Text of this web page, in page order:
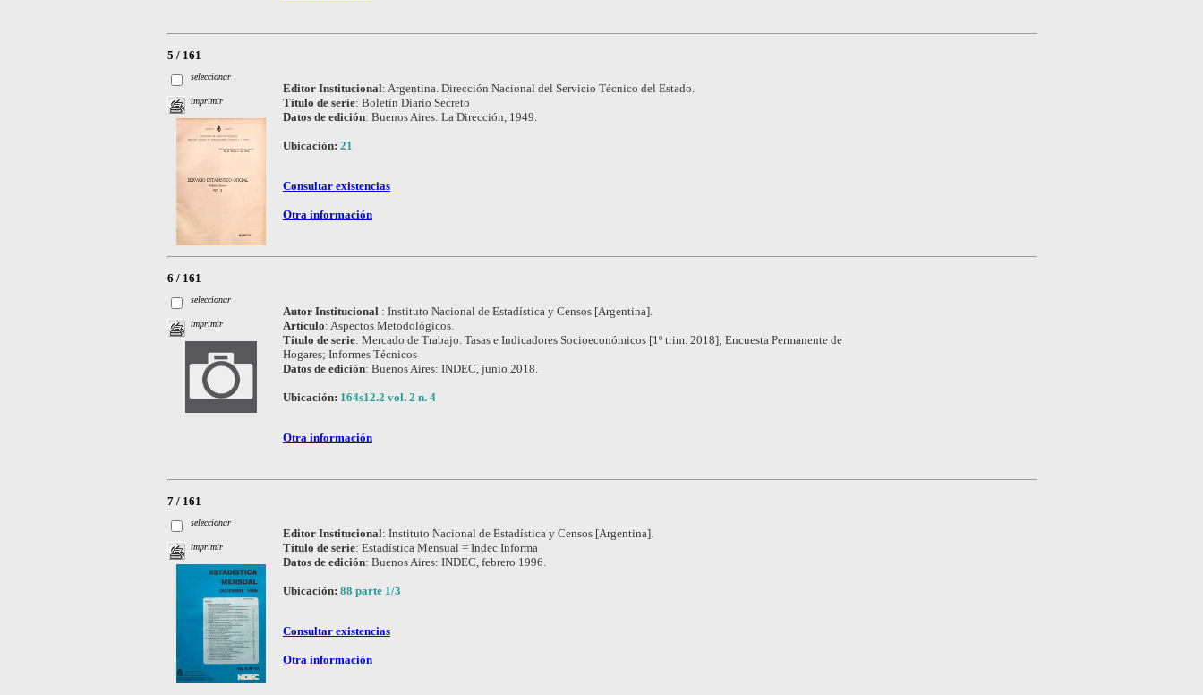
5 / 161
seleccionar
imprimir
Editor Institucional: Argentina. Dirección Nacional del Servicio Técnico del Estado.
Título de serie: Boletín Diario Secreto
Datos de edición: Buenos Aires: La Dirección, 1949.
Ubicación: 21
Consultar existencias
Otra información
6 / 161
seleccionar
imprimir
Autor Institucional : Instituto Nacional de Estadística y Censos [Argentina].
Artículo: Aspectos Metodológicos.
Título de serie: Mercado de Trabajo. Tasas e Indicadores Socioeconómicos [1º trim. 2018]; Encuesta Permanente de
Hogares; Informes Técnicos
Datos de edición: Buenos Aires: INDEC, junio 2018.
Ubicación: 164s12.2 vol. 2 n. 4
Otra información
7 / 161
seleccionar
imprimir
Editor Institucional: Instituto Nacional de Estadística y Censos [Argentina].
Título de serie: Estadística Mensual = Indec Informa
Datos de edición: Buenos Aires: INDEC, febrero 1996.
Ubicación: 88 parte 1/3
Consultar existencias
Otra información